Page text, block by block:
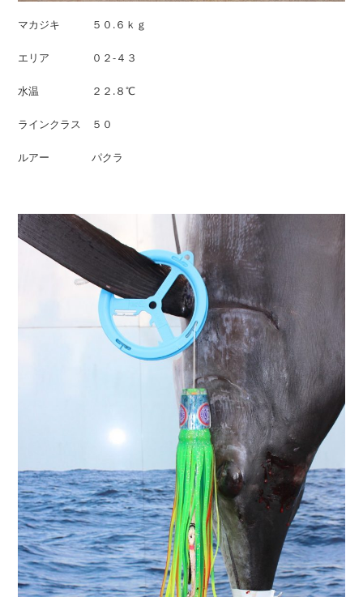
マカジキ ５０.６ｋｇ
エリア ０２-４３
水温 ２２.８℃
ラインクラス ５０
ルアー パクラ